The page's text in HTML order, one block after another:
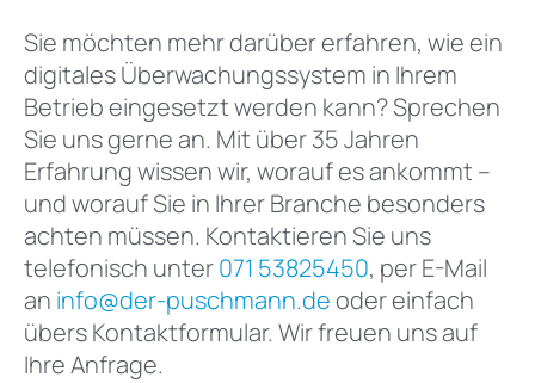
Sie möchten mehr darüber erfahren, wie ein
digitales Überwachungssystem in Ihrem
Betrieb eingesetzt werden kann? Sprechen
Sie uns gerne an. Mit über 35 Jahren
Erfahrung wissen wir, worauf es ankommt –
und worauf Sie in Ihrer Branche besonders
achten müssen. Kontaktieren Sie uns
telefonisch unter071 53825450, per E-Mail
an info@der-puschmann.deoder einfach
übers Kontaktformular. Wir freuen uns auf
Ihre Anfrage.